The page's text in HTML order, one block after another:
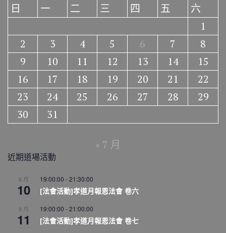
日
一 二 三 四 五
六
1
2
3 4 5 6 7
8
9
10 11 12 13 14
15
16
17 18 19 20 21
22
23
24 25 26 27 28
29
30
31
« 7 月
近期道場活動
8 月
10
19:00:00 -21:30:00
[法會活動]孝道月報恩法會 卷六
8 月
11
19:00:00 -21:00:00
[法會活動]孝道月報恩法會 卷七